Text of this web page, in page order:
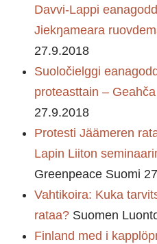
Davvi-Lappi
Jiekŋameara
27.9.2018
Suoločielggi
proteasttain –
27.9.2018
Protesti Jäämeren
Lapin Liiton
Greenpeace Suomi
Vahtikoira: Kuka
rataa? Suomen
Finland med i